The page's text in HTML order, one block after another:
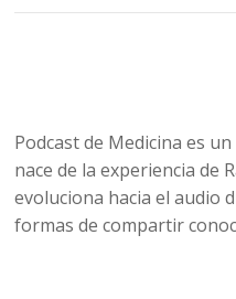
Podcast de Medicina es
nace de la experiencia de
evoluciona hacia el audio
formas de compartir